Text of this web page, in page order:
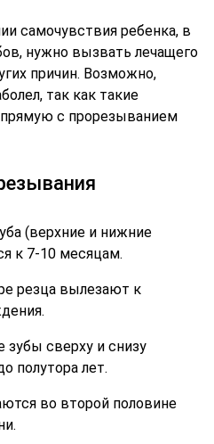
самочувствия ребенка, в
нужно вызвать лечащего
причин. Возможно,
так как такие
с прорезыванием
(верхние и нижние
к 7-10 месяцам.
резца вылезают к
сверху и снизу
полутора лет.
во второй половине